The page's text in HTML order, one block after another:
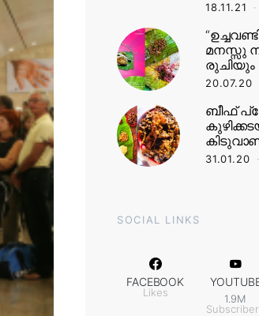
18.11.21
മനസ്സു
രുചിയും
20.07.20
ബീഫ്
31.01.20
SOCIAL LINKS
FACEBOOK
Likes
1.9M